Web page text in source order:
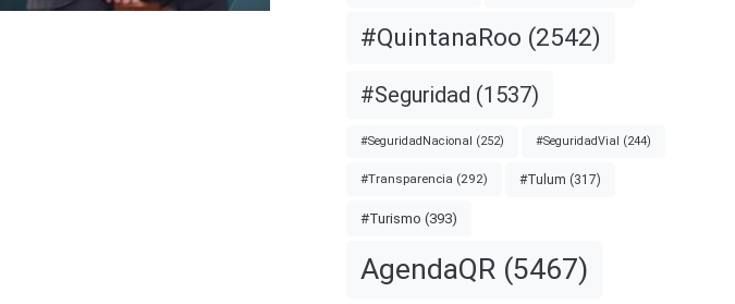
#QuintanaRoo (2542)
#Seguridad (1537)
#SeguridadNacional (252) #SeguridadVial (244)
#Transparencia (292) #Tulum (317)
#Turismo (393)
AgendaQR(5467)